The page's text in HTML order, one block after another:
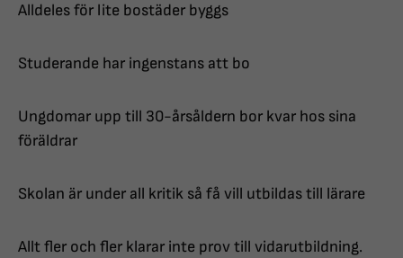
Alldeles för lite bostäder byggs
Studerande har ingenstans att bo
Ungdomar upp till 30-årsåldern bor kvar hos sina
föräldrar
Skolan är under all kritik så få vill utbildas till lärare
Allt fler och fler klarar inte prov till vidarutbildning.